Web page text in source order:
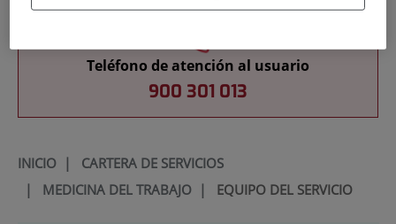
Teléfono de atención al usuario
900 301 013
INICIO| CARTERA DE SERVICIOS
| MEDICINA DEL TRABAJO| EQUIPO DEL SERVICIO